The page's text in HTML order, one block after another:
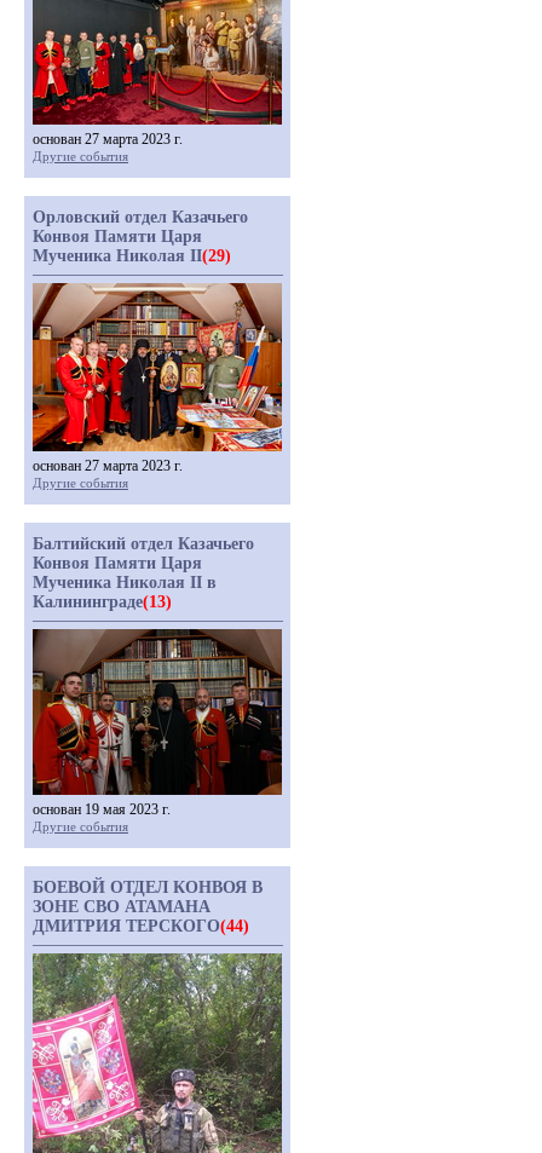
основан 27 марта 2023 г.
Другие события
Орловский отдел Казачьего
Конвоя Памяти Царя
Мученика Николая II(29)
основан 27 марта 2023 г.
Другие события
Балтийский отдел Казачьего
Конвоя Памяти Царя
Мученика Николая II в
Калининграде(13)
основан 19 мая 2023 г.
Другие события
БОЕВОЙ ОТДЕЛ КОНВОЯ В
ЗОНЕ СВО АТАМАНА
ДМИТРИЯ ТЕРСКОГО(44)